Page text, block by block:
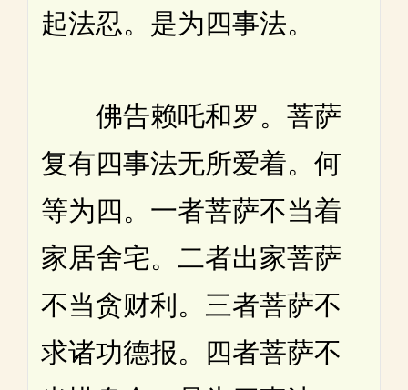
起法忍。是为四事法。
佛告赖吒和罗。菩萨
复有四事法无所爱着。何
等为四。一者菩萨不当着
家居舍宅。二者出家菩萨
不当贪财利。三者菩萨不
求诸功德报。四者菩萨不